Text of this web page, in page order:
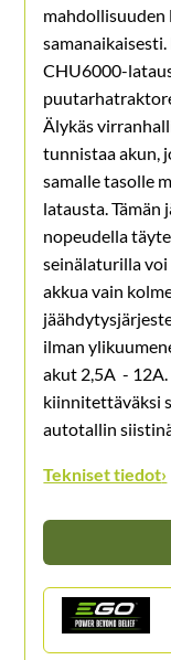
mahdollisuuden
CHU6000-
Älykäs
tunnistaa akun,
samalle tasolle
latausta. Tämän
nopeudella
seinälaturilla voi
akkua vain
ilman
akut 2,5A -
kiinnitettäväksi
autotallin
Tekniset tiedot›